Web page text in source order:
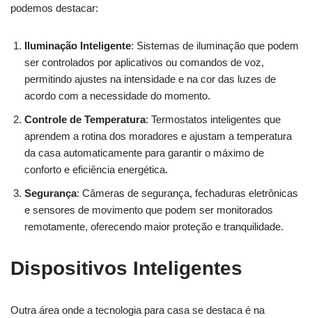
podemos destacar:
Iluminação Inteligente: Sistemas de iluminação que podem
ser controlados por aplicativos ou comandos de voz,
permitindo ajustes na intensidade e na cor das luzes de
acordo com a necessidade do momento.
Controle de Temperatura: Termostatos inteligentes que
aprendem a rotina dos moradores e ajustam a temperatura
da casa automaticamente para garantir o máximo de
conforto e eficiência energética.
Segurança: Câmeras de segurança, fechaduras eletrônicas
e sensores de movimento que podem ser monitorados
remotamente, oferecendo maior proteção e tranquilidade.
Dispositivos Inteligentes
Outra área onde a tecnologia para casa se destaca é na